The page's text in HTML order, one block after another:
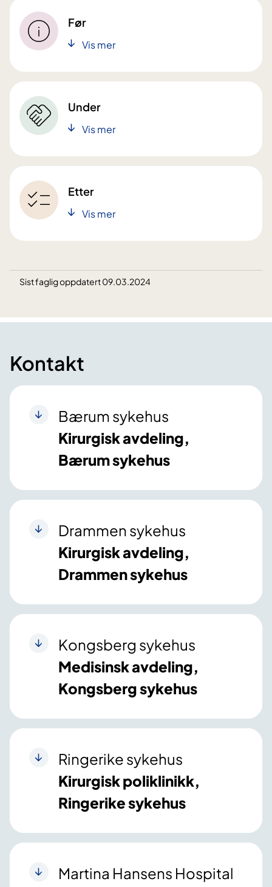
Før
Vis mer
Under
Vis mer
Etter
Vis mer
Sist faglig oppdatert 09.03.2024
Kontakt
Bærum sykehus
Kirurgisk avdeling,
Bærum sykehus
Drammen sykehus
Kirurgisk avdeling,
Drammen sykehus
Kongsberg sykehus
Medisinsk avdeling,
Kongsberg sykehus
Ringerike sykehus
Kirurgisk poliklinikk,
Ringerike sykehus
Martina Hansens Hospital